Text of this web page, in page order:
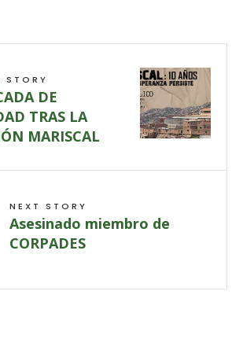
STORY
DE
TRAS LA
MARISCAL
NEXT STORY
Asesinado miembro de
CORPADES